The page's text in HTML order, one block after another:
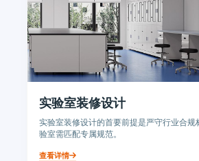
实验室装修设计
实验室装修设计的首要前提是严守行业合规
验室需匹配专属规范。
查看详情